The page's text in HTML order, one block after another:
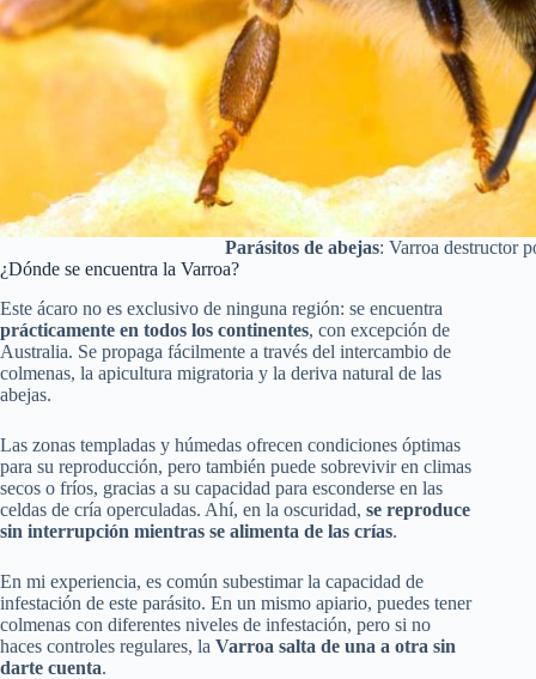
Parásitos de abejas: Varroa destructor
¿Dónde se encuentra la Varroa?
Este ácaro no es exclusivo de ninguna región: se encuentra
prácticamente en todos los continentes, con excepción de
Australia. Se propaga fácilmente a través del intercambio de
colmenas, la apicultura migratoria y la deriva natural de las
abejas.
Las zonas templadas y húmedas ofrecen condiciones óptimas
para su reproducción, pero también puede sobrevivir en climas
secos o fríos, gracias a su capacidad para esconderse en las
celdas de cría operculadas. Ahí, en la oscuridad, se reproduce
sin interrupción mientras se alimenta de las crías.
En mi experiencia, es común subestimar la capacidad de
infestación de este parásito. En un mismo apiario, puedes tener
colmenas con diferentes niveles de infestación, pero si no
haces controles regulares, la Varroa salta de una a otra sin
darte cuenta.